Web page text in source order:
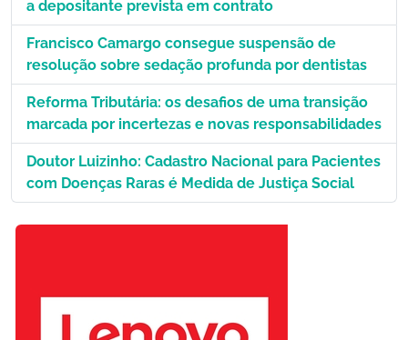
a depositante prevista em contrato
Francisco Camargo consegue suspensão de
resolução sobre sedação profunda por dentistas
Reforma Tributária: os desafios de uma transição
marcada por incertezas e novas responsabilidades
Doutor Luizinho: Cadastro Nacional para Pacientes
com Doenças Raras é Medida de Justiça Social